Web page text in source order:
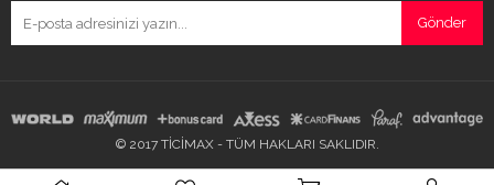
Gönder
© 2017 TİCİMAX - TÜM HAKLARI SAKLIDIR.